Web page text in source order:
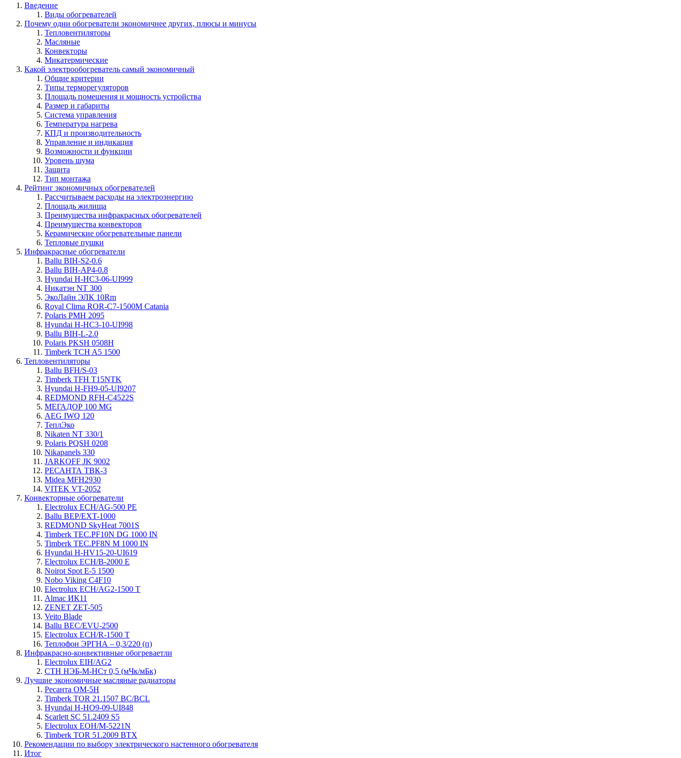
Введение
Виды обогревателей
Почему одни обогреватели экономичнее других, плюсы и минусы
Тепловентиляторы
Масляные
Конвекторы
Микатермические
Какой электрообогреватель самый экономичный
Общие критерии
Типы терморегуляторов
Площадь помещения и мощность устройства
Размер и габариты
Система управления
Температура нагрева
КПД и производительность
Управление и индикация
Возможности и функции
Уровень шума
Защита
Тип монтажа
Рейтинг экономичных обогревателей
Рассчитываем расходы на электроэнергию
Площадь жилища
Преимущества инфракрасных обогревателей
Преимущества конвекторов
Керамические обогревательные панели
Тепловые пушки
Инфракрасные обогреватели
Ballu BIH-S2-0.6
Ballu BIH-AP4-0.8
Hyundai H-HC3-06-UI999
Никатэн NT 300
ЭкоЛайн ЭЛК 10Rm
Royal Clima ROR-C7-1500M Catania
Polaris PMH 2095
Hyundai H-HC3-10-UI998
Ballu BIH-L-2.0
Polaris PKSH 0508H
Timberk TCH A5 1500
Тепловентиляторы
Ballu BFH/S-03
Timberk TFH T15NTK
Hyundai H-FH9-05-UI9207
REDMOND RFH-C4522S
МЕГАДОР 100 MG
AEG IWQ 120
ТеплЭко
Nikaten NT 330/1
Polaris PQSH 0208
Nikapanels 330
JARKOFF JK 9002
РЕСАНТА ТВК-3
Midea MFH2930
VITEK VT-2052
Конвекторные обогреватели
Electrolux ECH/AG-500 PE
Ballu BEP/EXT-1000
REDMOND SkyHeat 7001S
Timberk TEC.PF10N DG 1000 IN
Timberk TEC.PF8N M 1000 IN
Hyundai H-HV15-20-UI619
Electrolux ECH/B-2000 E
Noirot Spot E-5 1500
Nobo Viking C4F10
Electrolux ECH/AG2-1500 T
Almac ИК11
ZENET ZET-505
Veito Blade
Ballu BEC/EVU-2500
Electrolux ECH/R-1500 T
Теплофон ЭРГНА – 0,3/220 (п)
Инфракрасно-конвективные обогреваетли
Electrolux EIH/AG2
СТН НЭБ-М-НСт 0,5 (мЧк/мБк)
Лучшие экономичные масляные радиаторы
Ресанта ОМ-5Н
Timberk TOR 21.1507 BC/BCL
Hyundai H-HO9-09-UI848
Scarlett SC 51.2409 S5
Electrolux EOH/M-5221N
Timberk TOR 51.2009 BTX
Рекомендации по выбору электрического настенного обогревателя
Итог